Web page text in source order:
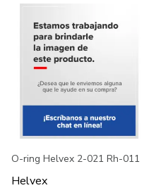
O-ring Helvex 2-021 Rh-011
Helvex